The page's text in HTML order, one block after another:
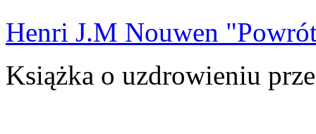
Henri J.M Nouwen
Książka o uzdrowieniu